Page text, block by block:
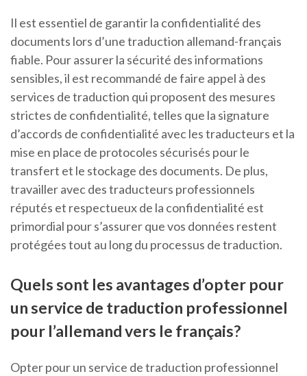
Il est essentiel de garantir la confidentialité des
documents lors d’une traduction allemand-français
fiable. Pour assurer la sécurité des informations
sensibles, il est recommandé de faire appel à des
services de traduction qui proposent des mesures
strictes de confidentialité, telles que la signature
d’accords de confidentialité avec les traducteurs et la
mise en place de protocoles sécurisés pour le
transfert et le stockage des documents. De plus,
travailler avec des traducteurs professionnels
réputés et respectueux de la confidentialité est
primordial pour s’assurer que vos données restent
protégées tout au long du processus de traduction.
Quels sont les avantages d’opter pour
un service de traduction professionnel
pour l’allemand vers le français?
Opter pour un service de traduction professionnel